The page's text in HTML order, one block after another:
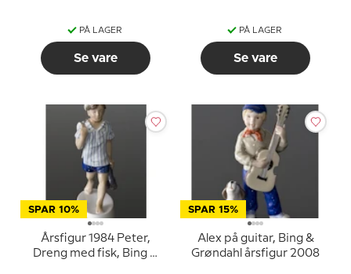
PÅ LAGER
Se vare
PÅ LAGER
Se vare
SPAR 10%
Årsfigur 1984 Peter,
Dreng med fisk, Bing &
SPAR 15%
Alex på guitar, Bing &
Grøndahl årsfigur 2008